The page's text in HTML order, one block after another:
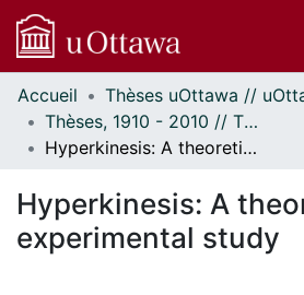
Communautés
et collections
Parcourir
À propos
Accueil
Thèses, 1910 - 2010 // Theses, 1910 - 2010
Hyperkinesis: A theoretical and experimental study
Hyperkinesis: A
experimental study